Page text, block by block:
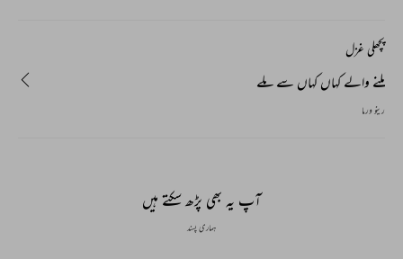
پچھلی غزل
ملنے والے کہاں کہاں سے ملے
رینو ورما
آپ یہ بھی پڑھ سکتے ہیں
ہماری پسند